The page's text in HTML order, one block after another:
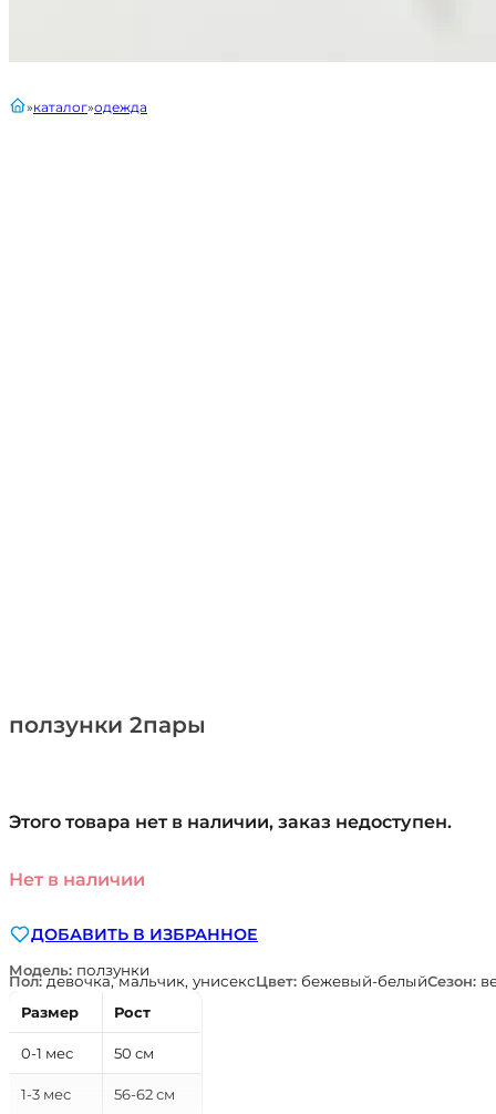
ползунки 2пары
главнаякаталог одежда
Этого товара нет в наличии, заказ недоступен.
Нет в наличии
ДОБАВИТЬ В ИЗБРАННОЕ
Модель: ползунки
Пол:девочка, мальчик, унисексЦвет: бежевый-белыйСезон:
Размер
Рост
0-1 мес 50 см
1-3 мес 56-62 см